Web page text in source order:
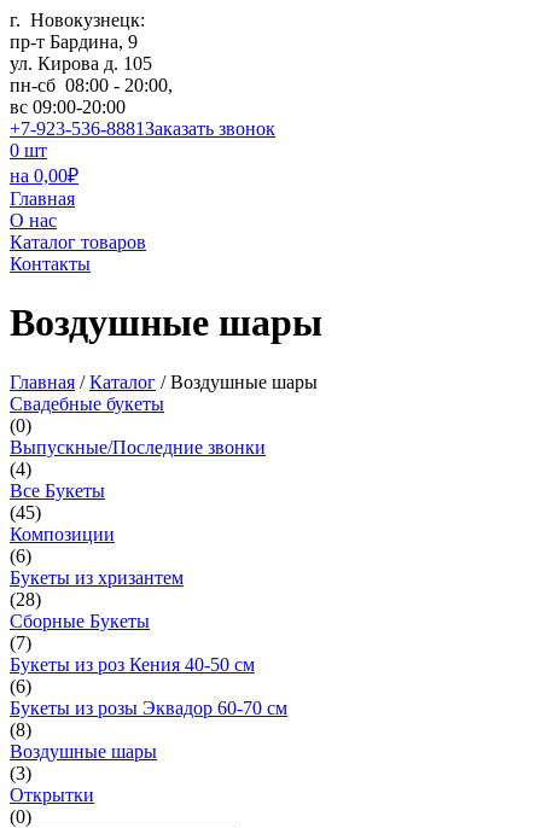
г. Новокузнецк:
пр-т Бардина, 9
ул. Кирова д. 105
пн-сб 08:00 - 20:00,
вс 09:00-20:00
+7-923-536-8881Заказать звонок
0 шт
на 0,00₽
Главная
О нас
Каталог товаров
Контакты
Воздушные шары
Главная / Каталог / Воздушные шары
Свадебные букеты
(0)
Выпускные/Последние звонки
(4)
Все Букеты
(45)
Композиции
(6)
Букеты из хризантем
(28)
Сборные Букеты
(7)
Букеты из роз Кения 40-50 см
(6)
Букеты из розы Эквадор 60-70 см
(8)
Воздушные шары
(3)
Открытки
(0)